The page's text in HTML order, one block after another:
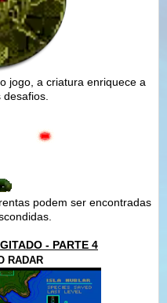
jogo, a criatura enriquece a
podem ser encontradas
- PARTE 4
RADAR